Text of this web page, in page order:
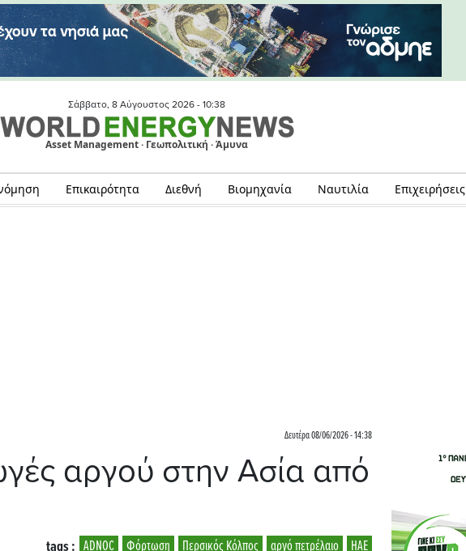
Σάββατο, 8 Αύγουστος 2026 - 10:38
Asset Management · Γεωπολιτική · Άμυνα
Επικαιρότητα Διεθνή Βιομηχανία Ναυτιλία Επιχειρήσεις
Δευτέρα 08/06/2026 - 14:38
αργού στην Ασία από
ΗΑΕ
αργό πετρέλαιο
Περσικός Κόλπος
Φόρτωση
ADNOC
tags :